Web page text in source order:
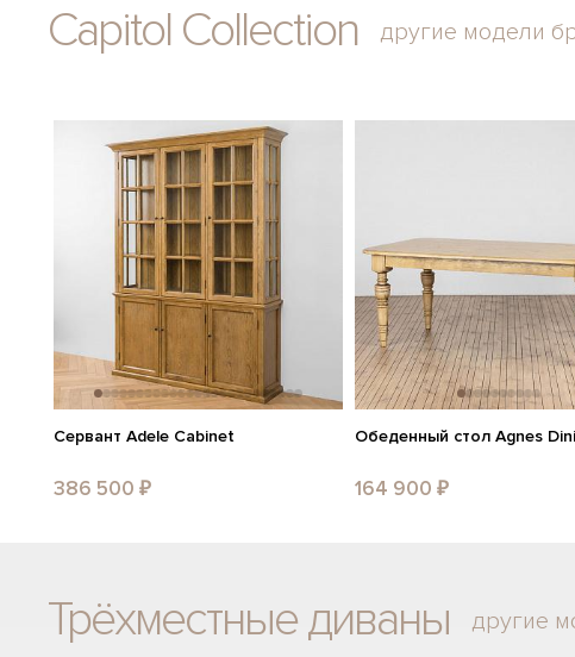
Capitol Collection другие модели
Сервант Adele Cabinet
386 500 ₽
Обеденный стол Agnes
164 900 ₽
Трёхместные диваны другие